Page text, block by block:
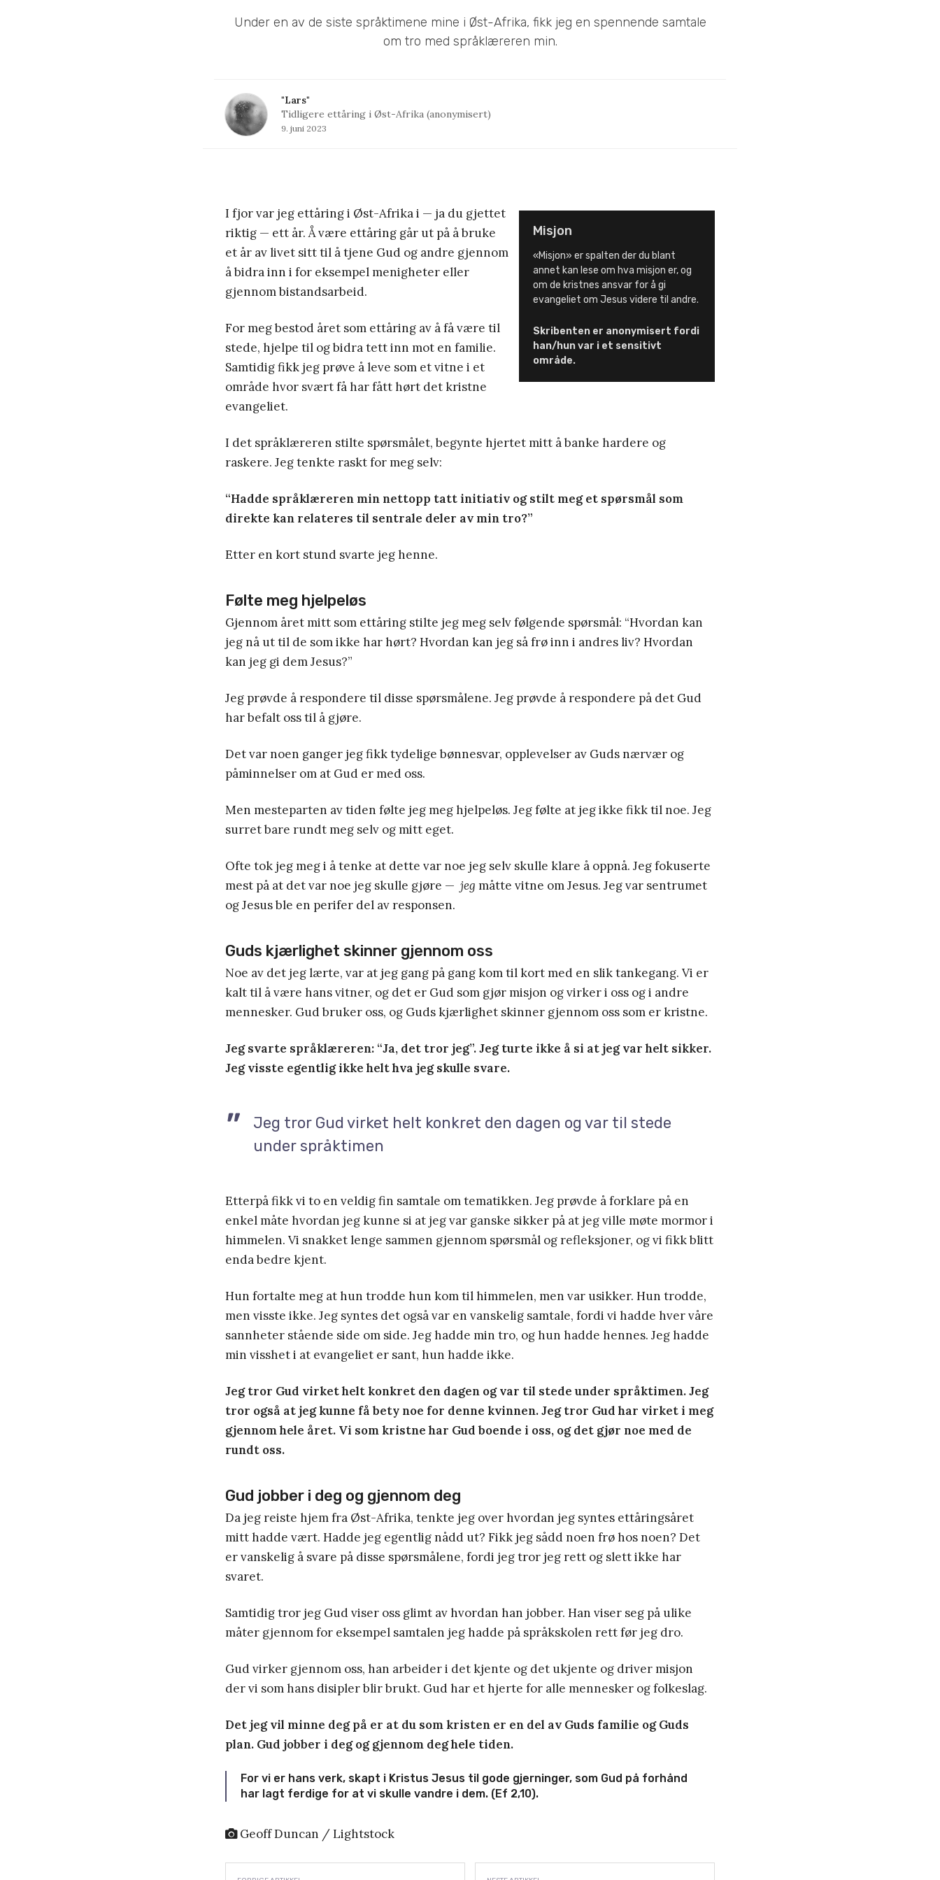
Under en av de siste språktimene mine i Øst-Afrika, fikk jeg en spennende samtale
om tro med språklæreren min.
"Lars"
Tidligere ettåring i Øst-Afrika (anonymisert)
9. juni 2023
Misjon
«Misjon» er spalten der du blant
annet kan lese om hva misjon er, og
om de kristnes ansvar for å gi
evangeliet om Jesus videre til andre.
Skribenten er anonymisert fordi
han/hun var i et sensitivt
område.
I fjor var jeg ettåring i Øst-Afrika i — ja du gjettet
riktig — ett år. Å være ettåring går ut på å bruke
et år av livet sitt til å tjene Gud og andre gjennom
å bidra inn i for eksempel menigheter eller
gjennom bistandsarbeid.
For meg bestod året som ettåring av å få være til
stede, hjelpe til og bidra tett inn mot en familie.
Samtidig fikk jeg prøve å leve som et vitne i et
område hvor svært få har fått hørt det kristne
evangeliet.
I det språklæreren stilte spørsmålet, begynte hjertet mitt å banke hardere og
raskere. Jeg tenkte raskt for meg selv:
“Hadde språklæreren min nettopp tatt initiativ og stilt meg et spørsmål som
direkte kan relateres til sentrale deler av min tro?”
Etter en kort stund svarte jeg henne.
Følte meg hjelpeløs
Gjennom året mitt som ettåring stilte jeg meg selv følgende spørsmål: “Hvordan kan
jeg nå ut til de som ikke har hørt? Hvordan kan jeg så frø inn i andres liv? Hvordan
kan jeg gi dem Jesus?”
Jeg prøvde å respondere til disse spørsmålene. Jeg prøvde å respondere på det Gud
har befalt oss til å gjøre.
Det var noen ganger jeg fikk tydelige bønnesvar, opplevelser av Guds nærvær og
påminnelser om at Gud er med oss.
Men mesteparten av tiden følte jeg meg hjelpeløs. Jeg følte at jeg ikke fikk til noe. Jeg
surret bare rundt meg selv og mitt eget.
Ofte tok jeg meg i å tenke at dette var noe jeg selv skulle klare å oppnå. Jeg fokuserte
mest på at det var noe jeg skulle gjøre — jeg måtte vitne om Jesus. Jeg var sentrumet
og Jesus ble en perifer del av responsen.
Guds kjærlighet skinner gjennom oss
Noe av det jeg lærte, var at jeg gang på gang kom til kort med en slik tankegang. Vi er
kalt til å være hans vitner, og det er Gud som gjør misjon og virker i oss og i andre
mennesker. Gud bruker oss, og Guds kjærlighet skinner gjennom oss som er kristne.
Jeg svarte språklæreren: “Ja, det tror jeg”. Jeg turte ikke å si at jeg var helt sikker.
Jeg visste egentlig ikke helt hva jeg skulle svare.
Jeg tror Gud virket helt konkret den dagen og var til stede
under språktimen
Etterpå fikk vi to en veldig fin samtale om tematikken. Jeg prøvde å forklare på en
enkel måte hvordan jeg kunne si at jeg var ganske sikker på at jeg ville møte mormor i
himmelen. Vi snakket lenge sammen gjennom spørsmål og refleksjoner, og vi fikk blitt
enda bedre kjent.
Hun fortalte meg at hun trodde hun kom til himmelen, men var usikker. Hun trodde,
men visste ikke. Jeg syntes det også var en vanskelig samtale, fordi vi hadde hver våre
sannheter stående side om side. Jeg hadde min tro, og hun hadde hennes. Jeg hadde
min visshet i at evangeliet er sant, hun hadde ikke.
Jeg tror Gud virket helt konkret den dagen og var til stede under språktimen. Jeg
tror også at jeg kunne få bety noe for denne kvinnen. Jeg tror Gud har virket i meg
gjennom hele året. Vi som kristne har Gud boende i oss, og det gjør noe med de
rundt oss.
Gud jobber i deg og gjennom deg
Da jeg reiste hjem fra Øst-Afrika, tenkte jeg over hvordan jeg syntes ettåringsåret
mitt hadde vært. Hadde jeg egentlig nådd ut? Fikk jeg sådd noen frø hos noen? Det
er vanskelig å svare på disse spørsmålene, fordi jeg tror jeg rett og slett ikke har
svaret.
Samtidig tror jeg Gud viser oss glimt av hvordan han jobber. Han viser seg på ulike
måter gjennom for eksempel samtalen jeg hadde på språkskolen rett før jeg dro.
Gud virker gjennom oss, han arbeider i det kjente og det ukjente og driver misjon
der vi som hans disipler blir brukt. Gud har et hjerte for alle mennesker og folkeslag.
Det jeg vil minne deg på er at du som kristen er en del av Guds familie og Guds
plan. Gud jobber i deg og gjennom deg hele tiden.
For vi er hans verk, skapt i Kristus Jesus til gode gjerninger, som Gud på forhånd
har lagt ferdige for at vi skulle vandre i dem. (Ef 2,10).
Geoff Duncan / Lightstock